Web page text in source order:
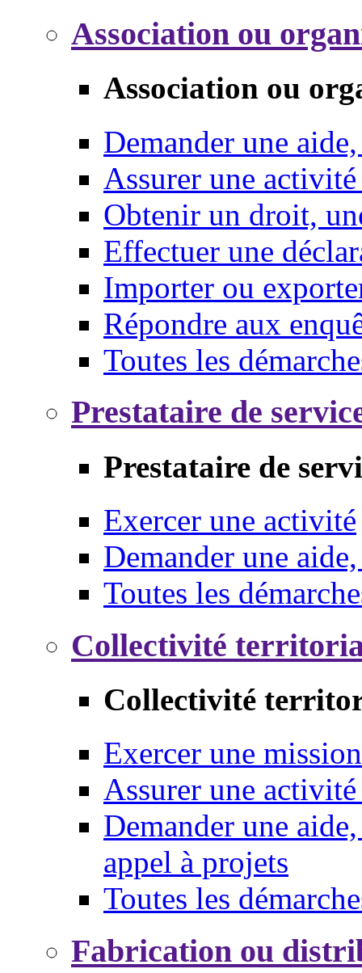
Association ou
Association ou
Demander une
Assurer une
Obtenir un droit,
Effectuer une
Importer ou
Répondre aux
Toutes les
Prestataire de
Prestataire de
Exercer une activité
Demander une
Toutes les
Collectivité
Collectivité
Exercer une mission
Assurer une
Demander une
appel à projets
Toutes les
Fabrication ou